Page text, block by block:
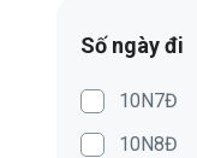
Số ngày đi
10N7Đ
10N8Đ